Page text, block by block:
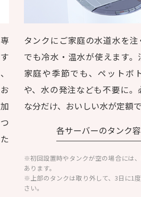
タンクにご家庭の水道水を
でも冷水・温水が使えます
家庭や季節でも、ペットボ
や、水の発注なども不要に
な分だけ、おいしい水が定額
各サーバーのタンク
※初回設置時やタンクが空の場合には
あります。
※上部のタンクは取り外して、3日に1
さい。